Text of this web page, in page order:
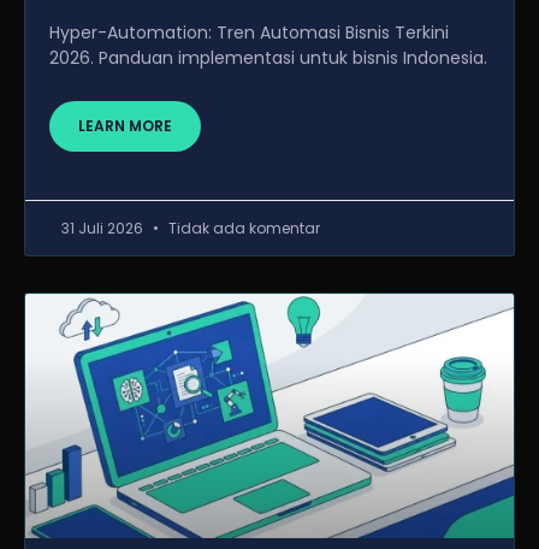
Hyper-Automation: Tren Automasi Bisnis Terkini
2026. Panduan implementasi untuk bisnis Indonesia.
LEARN MORE
31 Juli 2026 Tidak ada komentar